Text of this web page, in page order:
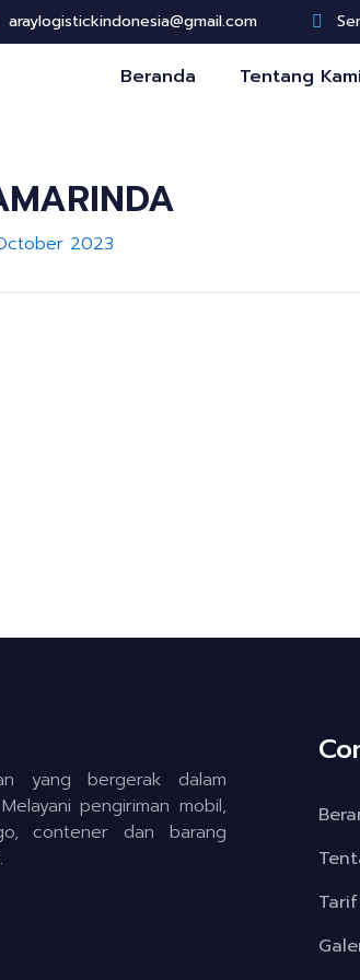
araylogistickindonesia@gmail.com
Beranda Tentang Kami
2023
yang bergerak dalam
pengiriman mobil,
contener dan barang